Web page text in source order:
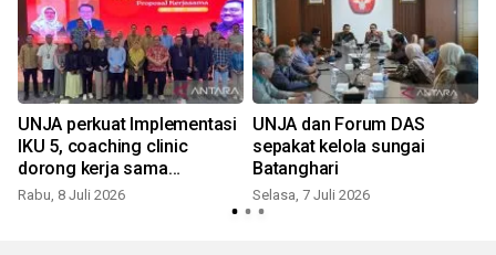
UNJA perkuat Implementasi
IKU 5, coaching clinic
dorong kerja sama
berdampak nyata
Rabu, 8 Juli 2026
UNJA dan Forum DAS
sepakat kelola sungai
Batanghari
Selasa, 7 Juli 2026